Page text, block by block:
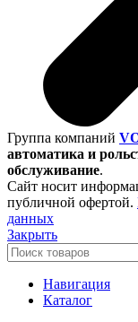
Группа компаний
автоматика и
обслуживание.
Сайт носит
публичной офертой.
данных
Закрыть
Навигация
Каталог